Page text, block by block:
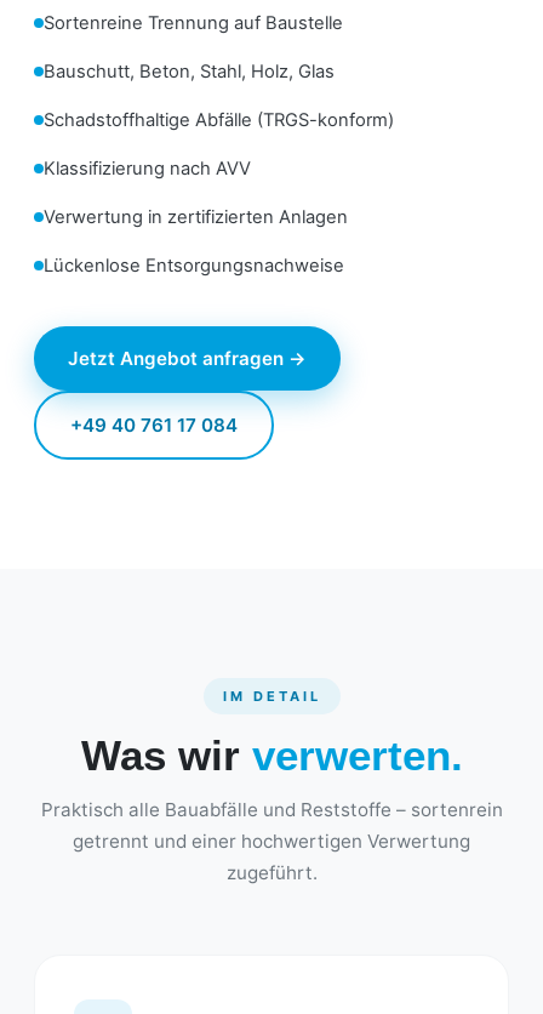
Sortenreine Trennung auf Baustelle
Bauschutt, Beton, Stahl, Holz, Glas
Schadstoffhaltige Abfälle (TRGS-konform)
Klassifizierung nach AVV
Verwertung in zertifizierten Anlagen
Lückenlose Entsorgungsnachweise
Jetzt Angebot anfragen →
+49 40 761 17 084
IM DETAIL
Was wir verwerten.
Praktisch alle Bauabfälle und Reststoffe – sortenrein
getrennt und einer hochwertigen Verwertung
zugeführt.